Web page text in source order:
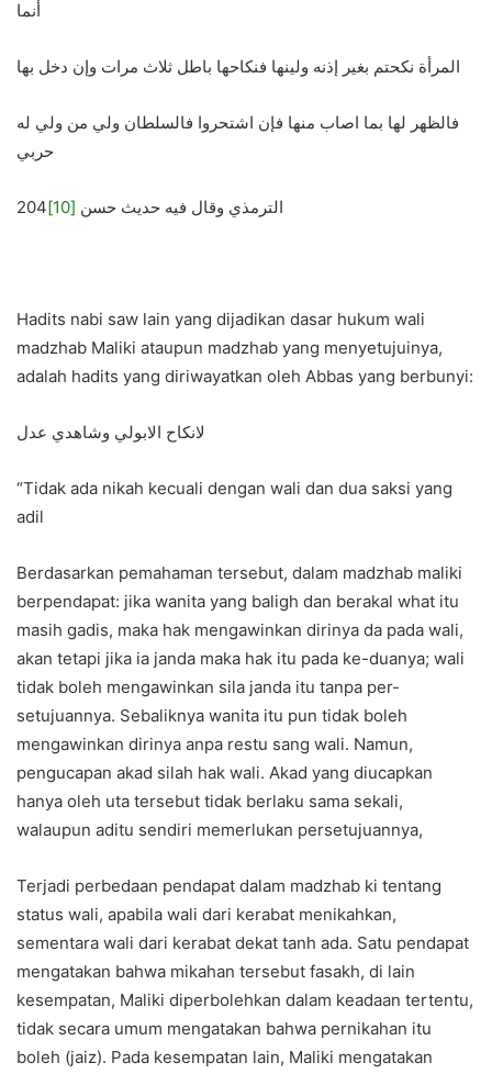
أنما
المرأة نكحتم بغير إذنه ولينها فنكاحها باطل ثلاث مرات وإن دخل بها
فالظهر لها بما اصاب منها فإن اشتحروا فالسلطان ولي من ولي له
حربي
الترمذي وقال فيه حديث حسن [10]
204
Hadits nabi saw lain yang dijadikan dasar hukum wali
madzhab Maliki ataupun madzhab yang menyetujuinya,
adalah hadits yang diriwayatkan oleh Abbas yang berbunyi:
لانكاح الابولي وشاهدي عدل
“Tidak ada nikah kecuali dengan wali dan dua saksi yang
adil
Berdasarkan pemahaman tersebut, dalam madzhab maliki
berpendapat: jika wanita yang baligh dan berakal what itu
masih gadis, maka hak mengawinkan dirinya da pada wali,
akan tetapi jika ia janda maka hak itu pada ke-duanya; wali
tidak boleh mengawinkan sila janda itu tanpa per-
setujuannya. Sebaliknya wanita itu pun tidak boleh
mengawinkan dirinya anpa restu sang wali. Namun,
pengucapan akad silah hak wali. Akad yang diucapkan
hanya oleh uta tersebut tidak berlaku sama sekali,
walaupun aditu sendiri memerlukan persetujuannya,
Terjadi perbedaan pendapat dalam madzhab ki tentang
status wali, apabila wali dari kerabat menikahkan,
sementara wali dari kerabat dekat tanh ada. Satu pendapat
mengatakan bahwa mikahan tersebut fasakh, di lain
kesempatan, Maliki diperbolehkan dalam keadaan tertentu,
tidak secara umum mengatakan bahwa pernikahan itu
boleh (jaiz). Pada kesempatan lain, Maliki mengatakan